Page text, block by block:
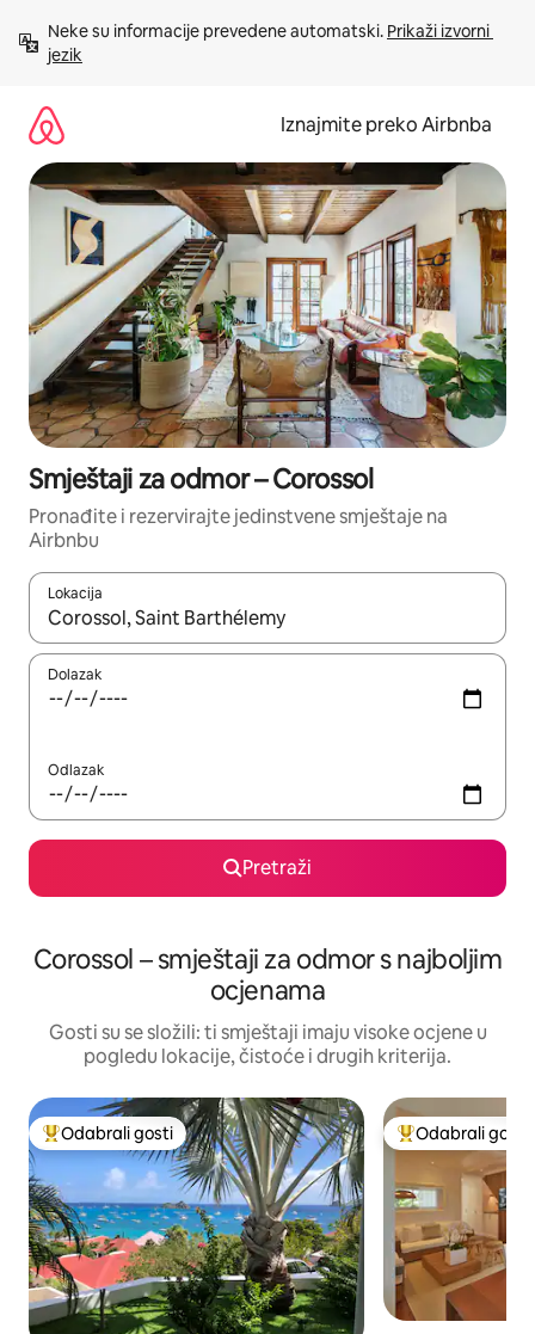
sadržaj
Neke su informacije prevedene automatski. Prikaži izvorni
jezik
Iznajmite preko Airbnba
Smještaji za odmor – Corossol
Pronađite i rezervirajte jedinstvene smještaje na
Airbnbu
Lokacija
Kada budu dostupni rezultati, moći ćete ih pregledati
Dolazak
Odlazak
Pretraži
Corossol – smještaji za odmor s najboljim
ocjenama
Gosti su se složili: ti smještaji imaju visoke ocjene u
pogledu lokacije, čistoće i drugih kriterija.
Među najviše rangiranima s oznakom „Odabrali gosti”
Odabrali gosti Među najviše
Odabrali gosti